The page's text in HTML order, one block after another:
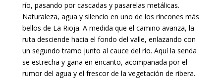
río, pasando por cascadas y pasarelas metálicas.
Naturaleza, agua y silencio en uno de los rincones más
bellos de La Rioja. A medida que el camino avanza, la
ruta desciende hacia el fondo del valle, enlazando con
un segundo tramo junto al cauce del río. Aquí la senda
se estrecha y gana en encanto, acompañada por el
rumor del agua y el frescor de la vegetación de ribera.